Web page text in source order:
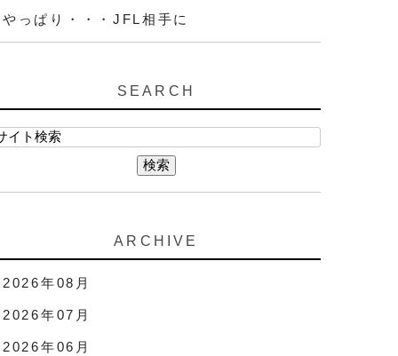
やっぱり・・・JFL相手に
SEARCH
ARCHIVE
2026年08月
2026年07月
2026年06月